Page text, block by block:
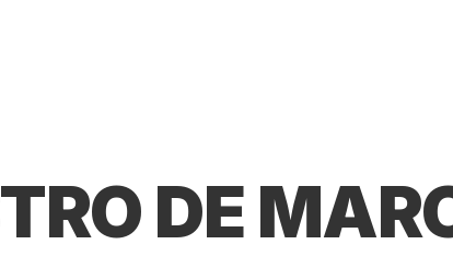
DE